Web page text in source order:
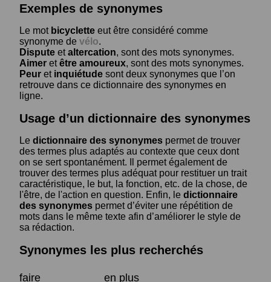
Exemples de synonymes
Le mot bicyclette eut être considéré comme
synonyme de vélo.
Dispute etaltercation, sont des mots synonymes.
Aimer etêtre amoureux, sont des mots synonymes.
Peur et inquiétude sont deux synonymes que l’on
retrouve dans ce dictionnaire des synonymes en
ligne.
Usage d’un dictionnaire des synonymes
Le dictionnaire des synonymes permet de trouver
des termes plus adaptés au contexte que ceux dont
on se sert spontanément. Il permet également de
trouver des termes plus adéquat pour restituer un trait
caractéristique, le but, la fonction, etc. de la chose, de
l'être, de l'action en question. Enfin, le dictionnaire
des synonymes permet d’éviter une répétition de
mots dans le même texte afin d’améliorer le style de
sa rédaction.
Synonymes les plus recherchés
faire
en plus